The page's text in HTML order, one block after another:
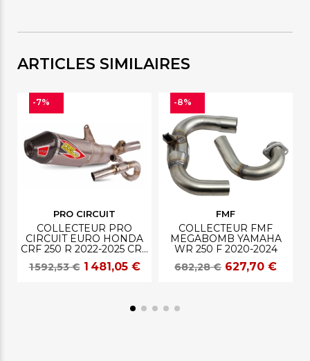
ARTICLES SIMILAIRES
PRO CIRCUIT
COLLECTEUR PRO
CIRCUIT EURO HONDA
CRF 250 R 2022-2025 CRF
250 RX 2022-2025
1 592,53 € 1 481,05 €
-7%
FMF
COLLECTEUR FMF
MEGABOMB YAMAHA
WR 250 F 2020-2024
682,28 € 627,70 €
-8%